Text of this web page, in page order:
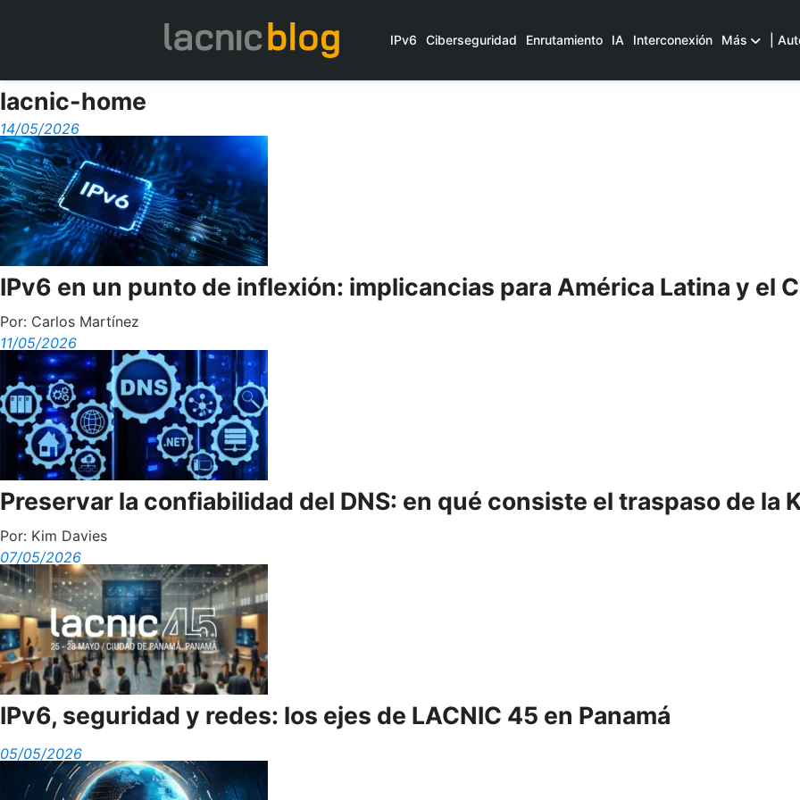
IPv6 Ciberseguridad Enrutamiento IA Interconexión Más |
lacnic-home
14/05/2026
IPv6 en un punto de inflexión: implicancias para América Latina y el
Por: Carlos Martínez
11/05/2026
Preservar la confiabilidad del DNS: en qué consiste el traspaso de la
Por: Kim Davies
07/05/2026
IPv6, seguridad y redes: los ejes de LACNIC 45 en Panamá
05/05/2026